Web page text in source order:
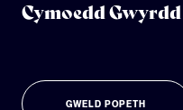
Cymoedd Gwyrdd
GWELD POPETH